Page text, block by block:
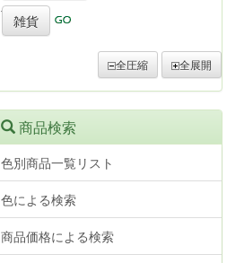
雑貨
全圧縮 全展開
商品検索
色別商品一覧リスト
色による検索
商品価格による検索